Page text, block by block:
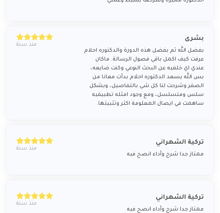
بشرى
بفضل الله ثم بفضل هذه الدورة والدكتوره احلام
عرفت كيف اكمل باقي فصول الرسالة. ماكان
عندي اي خلفيه عن البحث النوعي وكنت ضايعه،
بس الله يسعد الدكتوره احلام بدأت معانا من
الصفر وشرحت لنا كل شي بالتفاصيل، وبشكل
سلس ومتسلسل، ومع وجود امثله تطبيقيه
ساهمت في ايصال المعلومة اكثر وتثبيتها.
منذ سنة
تركية الشهراني
ممتاز جدا شرح وأداء انصح فيه
منذ سنة
تركية الشهراني
ممتاز جدا شرح وأداء انصح فيه
منذ سنة